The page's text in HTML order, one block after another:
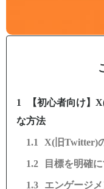
【初心者向け】
な方法
X(旧Twitter)
目標を明確
エンゲージ